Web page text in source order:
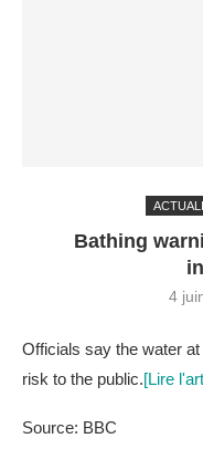
Bathing
4
Officials say the water
risk to the public.[Lire
Source: BBC